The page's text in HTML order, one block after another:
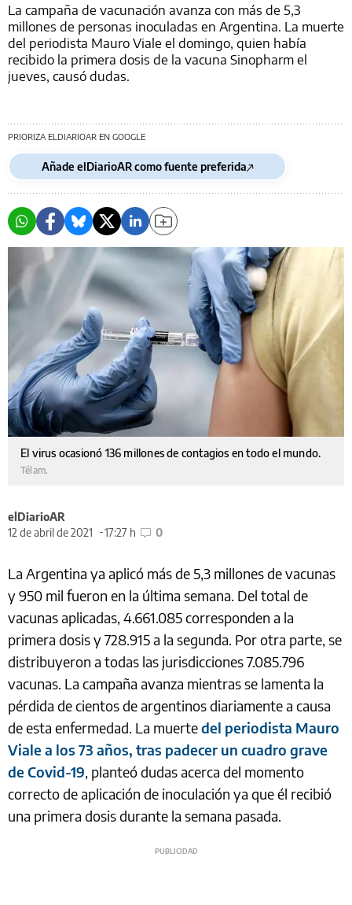
La campaña de vacunación avanza con más de 5,3
millones de personas inoculadas en Argentina. La muerte
del periodista Mauro Viale el domingo, quien había
recibido la primera dosis de la vacuna Sinopharm el
jueves, causó dudas.
PRIORIZA ELDIARIOAR EN GOOGLE
Añade elDiarioAR como fuente preferida
El virus ocasionó 136 millones de contagios en todo el mundo.
Télam.
elDiarioAR
12 de abril de 2021
17:27 h 0
La Argentina ya aplicó más de 5,3 millones de vacunas
y 950 mil fueron en la última semana. Del total de
vacunas aplicadas, 4.661.085 corresponden a la
primera dosis y 728.915 a la segunda. Por otra parte, se
distribuyeron a todas las jurisdicciones 7.085.796
vacunas. La campaña avanza mientras se lamenta la
pérdida de cientos de argentinos diariamente a causa
de esta enfermedad. La muertedel periodista Mauro
Viale a los 73 años, tras padecer un cuadro grave
de Covid-19, planteó dudas acerca del momento
correcto de aplicación de inoculación ya que él recibió
una primera dosis durante la semana pasada.